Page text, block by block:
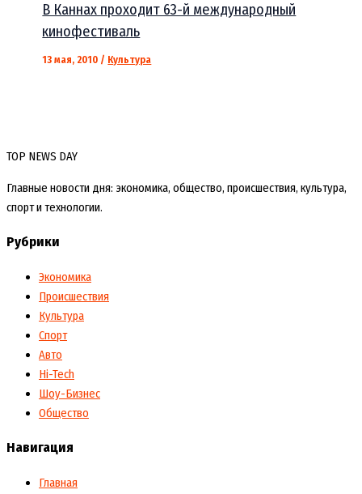
В Каннах проходит 63-й международный
кинофестиваль
13 мая, 2010 / Культура
TOP NEWS DAY
Главные новости дня: экономика, общество, происшествия, культура,
спорт и технологии.
Рубрики
Экономика
Происшествия
Культура
Спорт
Авто
Hi-Tech
Шоу-Бизнес
Общество
Навигация
Главная